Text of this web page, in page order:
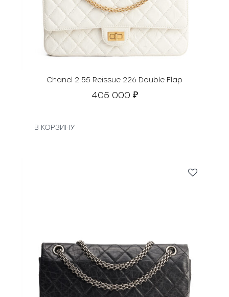
Chanel 2.55 Reissue 226 Double Flap
405 000 ₽
В КОРЗИНУ